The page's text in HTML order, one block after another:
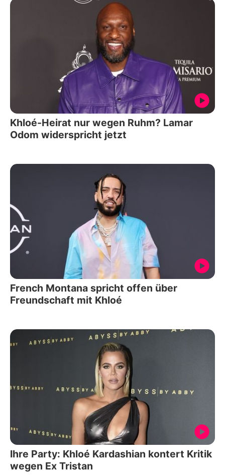
Khloé-Heirat nur wegen Ruhm? Lamar
Odom widerspricht jetzt
French Montana spricht offen über
Freundschaft mit Khloé
Ihre Party: Khloé Kardashian kontert Kritik
wegen Ex Tristan